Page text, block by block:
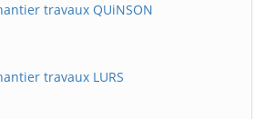
travaux QUiNSON
travaux LURS